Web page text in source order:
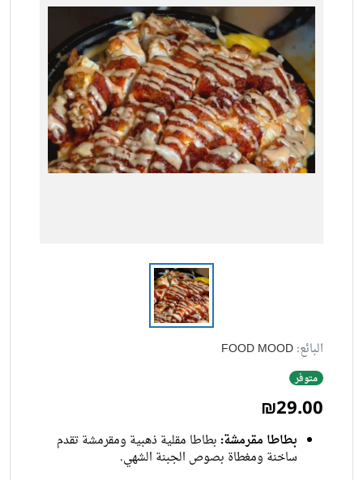
البائع:FOOD MOOD
متوفر
₪29.00
بطاطا مقرمشة: بطاطا مقلية ذهبية ومقرمشة تقدم
ساخنة ومغطاة بصوص الجبنة الشهي.